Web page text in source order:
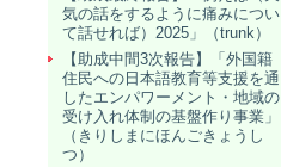
気の話をするように痛みについ
て話せれば）2025」（trunk）
【助成中間3次報告】「外国籍
住民への日本語教育等支援を通
したエンパワーメント・地域の
受け入れ体制の基盤作り事業」
（きりしまにほんごきょうし
つ）